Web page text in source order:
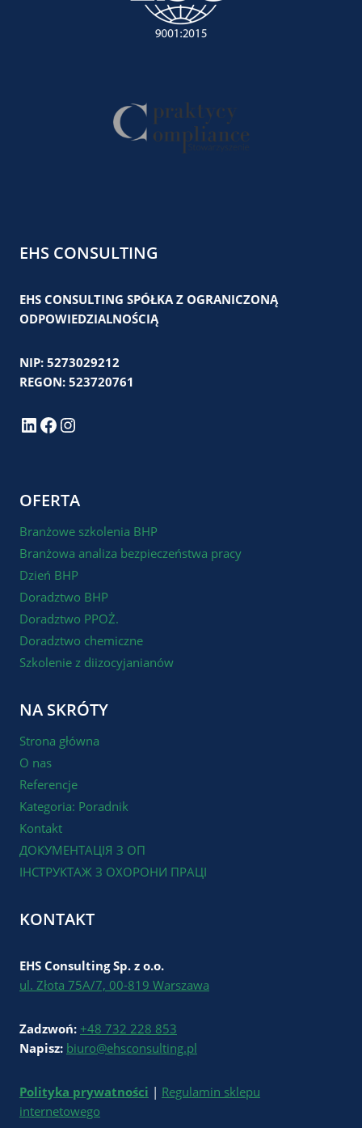
EHS CONSULTING
EHS CONSULTING SPÓŁKA Z OGRANICZONĄ
ODPOWIEDZIALNOŚCIĄ
NIP: 5273029212
REGON: 523720761
LinkedIn
Facebook
Instagram
OFERTA
Branżowe szkolenia BHP
Branżowa analiza bezpieczeństwa pracy
Dzień BHP
Doradztwo BHP
Doradztwo PPOŻ.
Doradztwo chemiczne
Szkolenie z diizocyjanianów
NA SKRÓTY
Strona główna
O nas
Referencje
Kategoria: Poradnik
Kontakt
ДОКУМЕНТАЦІЯ З ОП
ІНСТРУКТАЖ З ОХОРОНИ ПРАЦІ
KONTAKT
EHS Consulting Sp. z o.o.
ul. Złota 75A/7, 00-819 Warszawa
Zadzwoń: +48 732 228 853
Napisz: biuro@ehsconsulting.pl
Polityka prywatności | Regulamin sklepu
internetowego